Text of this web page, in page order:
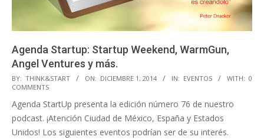
Agenda Startup: Startup Weekend, WarmGun,
Angel Ventures y más.
2014-
12-
01
BY: THINK&START ON: DICIEMBRE 1, 2014 IN: EVENTOS WITH: 0
COMMENTS
Agenda StartUp presenta la edición número 76 de nuestro
podcast. ¡Atención Ciudad de México, España y Estados
Unidos! Los siguientes eventos podrían ser de su interés.